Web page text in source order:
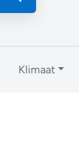
Klimaat